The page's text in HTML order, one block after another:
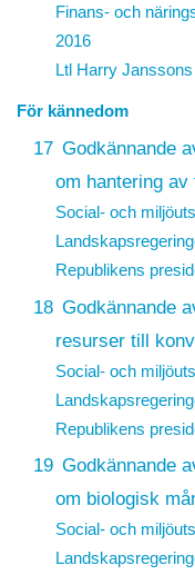
Finans- och
2016
Ltl Harry
För kännedom
17 Godkännande
om hantering
Social- och
Republikens
18 Godkännande
resurser till
Social- och
Republikens
19 Godkännande
om biologisk
Social- och